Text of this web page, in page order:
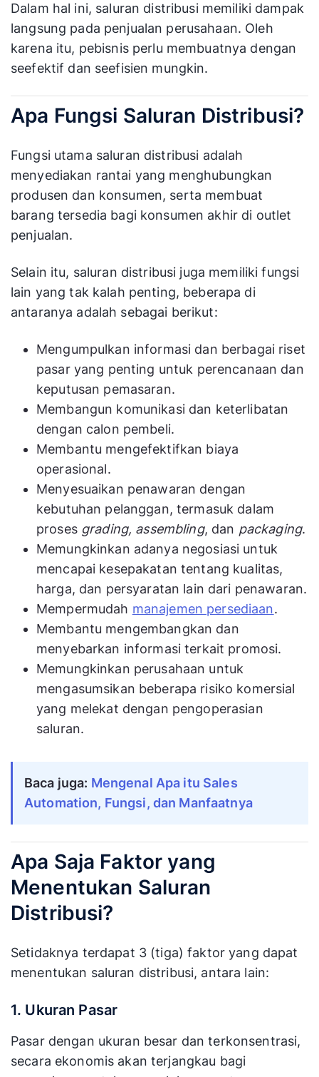
Dalam hal ini, saluran distribusi memiliki dampak
langsung pada penjualan perusahaan. Oleh
karena itu, pebisnis perlu membuatnya dengan
seefektif dan seefisien mungkin.
Apa Fungsi Saluran Distribusi?
Fungsi utama saluran distribusi adalah
menyediakan rantai yang menghubungkan
produsen dan konsumen, serta membuat
barang tersedia bagi konsumen akhir di outlet
penjualan.
Selain itu, saluran distribusi juga memiliki fungsi
lain yang tak kalah penting, beberapa di
antaranya adalah sebagai berikut:
Mengumpulkan informasi dan berbagai riset
pasar yang penting untuk perencanaan dan
keputusan pemasaran.
Membangun komunikasi dan keterlibatan
dengan calon pembeli.
Membantu mengefektifkan biaya
operasional.
Menyesuaikan penawaran dengan
kebutuhan pelanggan, termasuk dalam
proses grading, assembling, dan packaging.
Memungkinkan adanya negosiasi untuk
mencapai kesepakatan tentang kualitas,
harga, dan persyaratan lain dari penawaran.
Mempermudah manajemen persediaan.
Membantu mengembangkan dan
menyebarkan informasi terkait promosi.
Memungkinkan perusahaan untuk
mengasumsikan beberapa risiko komersial
yang melekat dengan pengoperasian
saluran.
Baca juga: Mengenal Apa itu Sales
Automation, Fungsi, dan Manfaatnya
Apa Saja Faktor yang
Menentukan Saluran
Distribusi?
Setidaknya terdapat 3 (tiga) faktor yang dapat
menentukan saluran distribusi, antara lain:
1. Ukuran Pasar
Pasar dengan ukuran besar dan terkonsentrasi,
secara ekonomis akan terjangkau bagi